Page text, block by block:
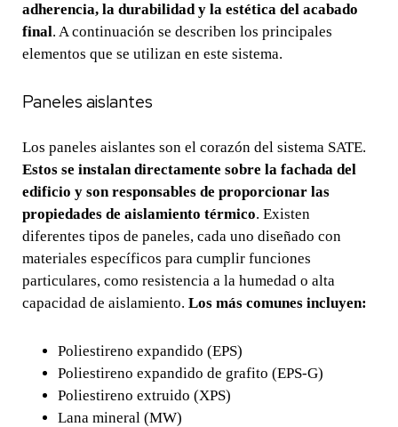
adherencia, la durabilidad y la estética del acabado
final. A continuación se describen los principales
elementos que se utilizan en este sistema.
Paneles aislantes
Los paneles aislantes son el corazón del sistema SATE.
Estos se instalan directamente sobre la fachada del
edificio y son responsables de proporcionar las
propiedades de aislamiento térmico. Existen
diferentes tipos de paneles, cada uno diseñado con
materiales específicos para cumplir funciones
particulares, como resistencia a la humedad o alta
capacidad de aislamiento.Los más comunes incluyen:
Poliestireno expandido (EPS)
Poliestireno expandido de grafito (EPS-G)
Poliestireno extruido (XPS)
Lana mineral (MW)